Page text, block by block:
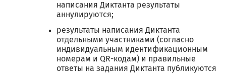
написания Диктанта результаты
аннулируются;
результаты написания Диктанта
отдельными участниками (согласно
индивидуальным идентификационным
номерам и QR-кодам) и правильные
ответы на задания Диктанта публикуются